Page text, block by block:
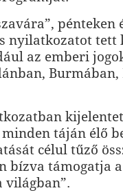
pénteken
nyilatkozatot tett
az emberi
Burmában,
táján élő
célul tűző
bízva támogatja
világban”.